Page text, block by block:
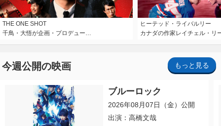
THE ONE SHOT
千鳥・大悟が企画・プロデュー…
ヒーテッド・ライバルリー
カナダの作家レイチェル・リ
今週公開の映画 もっと見る
ブルーロック
2026年08月07日（金）公開
出演：高橋文哉